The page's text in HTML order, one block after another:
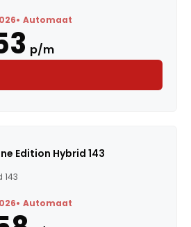
Automaat
p/m
Edition Hybrid 143
143
Automaat